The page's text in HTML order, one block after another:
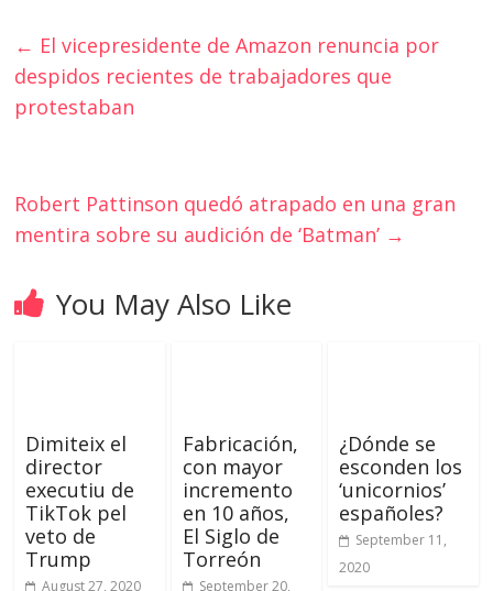
← El vicepresidente de Amazon renuncia por
despidos recientes de trabajadores que
protestaban
Robert Pattinson quedó atrapado en una gran
mentira sobre su audición de ‘Batman’ →
You May Also Like
Dimiteix el
director
executiu de
TikTok pel
veto de
Trump
August 27, 2020
Fabricación,
con mayor
incremento
en 10 años,
El Siglo de
Torreón
September 20,
¿Dónde se
esconden los
‘unicornios’
españoles?
September 11,
2020